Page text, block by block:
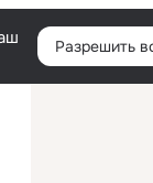
Войти
Разрешить